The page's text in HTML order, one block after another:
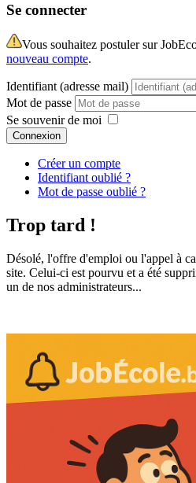
Se connecter
Vous souhaitez postuler sur
nouveau compte.
Identifiant (adresse mail)
Mot de passe
Se souvenir de moi
Connexion
Créer un compte
Identifiant oublié ?
Mot de passe oublié ?
Trop tard !
Désolé, l'offre d'emploi ou l'appel à
site. Celui-ci est pourvu et a été
un de nos administrateurs...